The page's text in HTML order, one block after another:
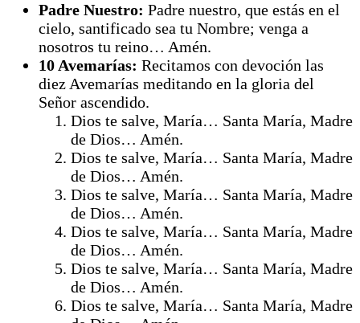
Padre Nuestro: Padre nuestro, que estás en el
cielo, santificado sea tu Nombre; venga a
nosotros tu reino… Amén.
10 Avemarías: Recitamos con devoción las
diez Avemarías meditando en la gloria del
Señor ascendido.
Dios te salve, María… Santa María, Madre
de Dios… Amén.
Dios te salve, María… Santa María, Madre
de Dios… Amén.
Dios te salve, María… Santa María, Madre
de Dios… Amén.
Dios te salve, María… Santa María, Madre
de Dios… Amén.
Dios te salve, María… Santa María, Madre
de Dios… Amén.
Dios te salve, María… Santa María, Madre